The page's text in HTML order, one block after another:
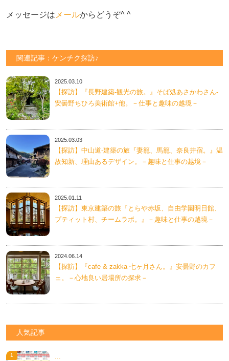
メッセージは メールからどうぞ^ ^
関連記事：ケンチク探訪♪
2025.03.10
【探訪】『長野建築-観光の旅。』そば処あさかわさん-
安曇野ちひろ美術館+他。－仕事と趣味の越境－
2025.03.03
【探訪】中山道-建築の旅『妻籠、馬籠、奈良井宿。』温
故知新、理由あるデザイン。－趣味と仕事の越境－
2025.01.11
【探訪】東京建築の旅『とらや赤坂、自由学園明日館、
プティット村、チームラボ。』－趣味と仕事の越境－
2024.06.14
【探訪】『cafe & zakka 七ヶ月さん。』安曇野のカフ
ェ。－心地良い居場所の探求－
人気記事
...